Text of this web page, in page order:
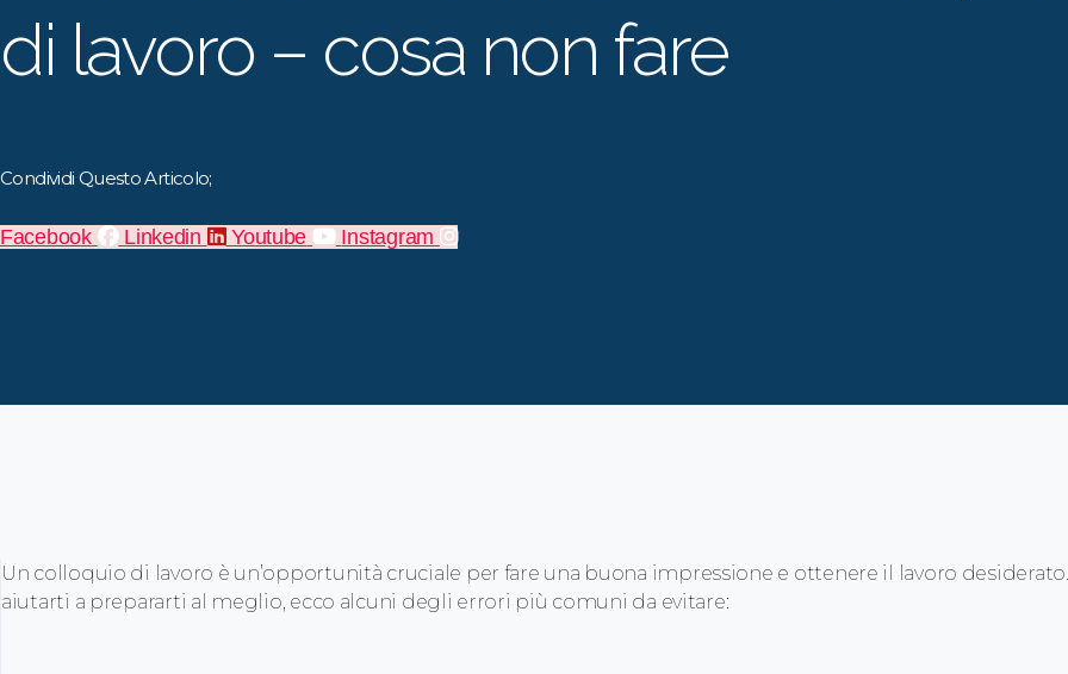
di lavoro – cosa non fare
Condividi Questo Articolo;
Facebook Linkedin Youtube Instagram
Un colloquio di lavoro è un’opportunità cruciale per fare una buona impressione e ottenere il lavoro
aiutarti a prepararti al meglio, ecco alcuni degli errori più comuni da evitare: